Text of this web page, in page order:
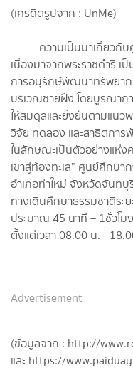
(เครดิตรูปจาก : UnMe)
ความเป็นมาเกี่ยวกับศู
เนื่องมาจากพระราชดำริ
การอนุรักษ์พัฒนาทรัพยาก
บริเวณชายฝั่ง โดยบูรณา
ให้สมดุลและยั่งยืนตามแนว
วิจัย ทดลอง และสาธิตกา
ในลักษณะเป็นตัวอย่างแห่ง
เขาสู่ท้องทะเล” ศูนย์ศึกษ
อำเภอท่าใหม่ จังหวัดจันท
ทางเดินศึกษาธรรมชาติระย
ประมาณ 45 นาที – 1ชั่วโม
ตั้งแต่เวลา 08.00 น. -
Advertisement
(ข้อมูลจาก : http://
และ https://